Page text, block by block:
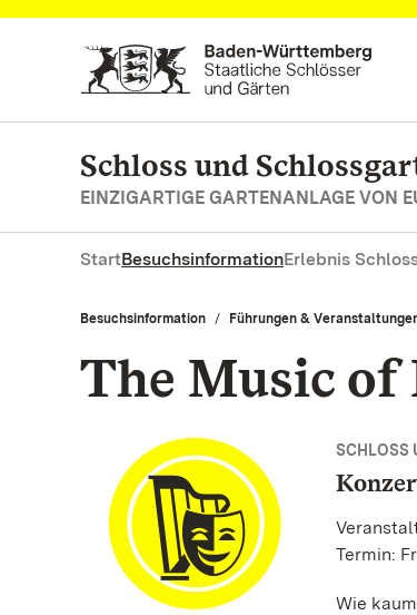
Zum Hauptinhalt springen
Schloss und
EINZIGARTIGE GARTENANLAGE VON
StartBesuchsinformationErlebnis
Besuchsinformation Führungen &
The Music
SCHLOSS
Termin:
Wie